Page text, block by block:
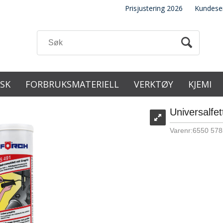
Prisjustering 2026
FORBRUKSMATERIELL VERKTØY KJEMI
Varenr:6550